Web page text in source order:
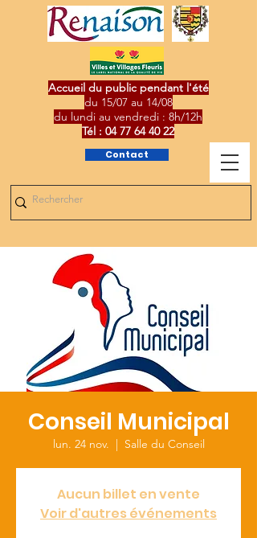
Contact
Accueil du public pendant l'été
du 15/07 au 14/08
du lundi au vendredi : 8h/12h
Tél : 04 77 64 40 22
Conseil Municipal
lun. 24 nov.
  |
Salle du Conseil
Aucun billet en vente
Voir d'autres événements